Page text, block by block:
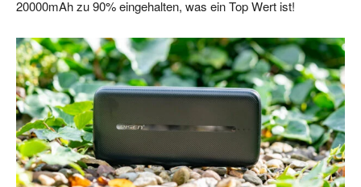
20000mAh zu 90% eingehalten, was ein Top Wert ist!